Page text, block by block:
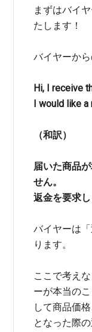
まずはバイ
たします！
バイヤーか
Hi, I receive
I would like a
（和訳）
届いた商品
せん。
返金を要求
バイヤーは
ります。
ここで考え
ーが本当の
して商品価
となった際